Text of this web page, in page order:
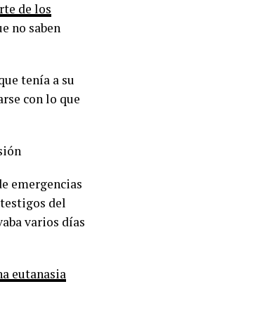
de los
no saben
tenía a su
con lo que
emergencias
del
varios días
eutanasia